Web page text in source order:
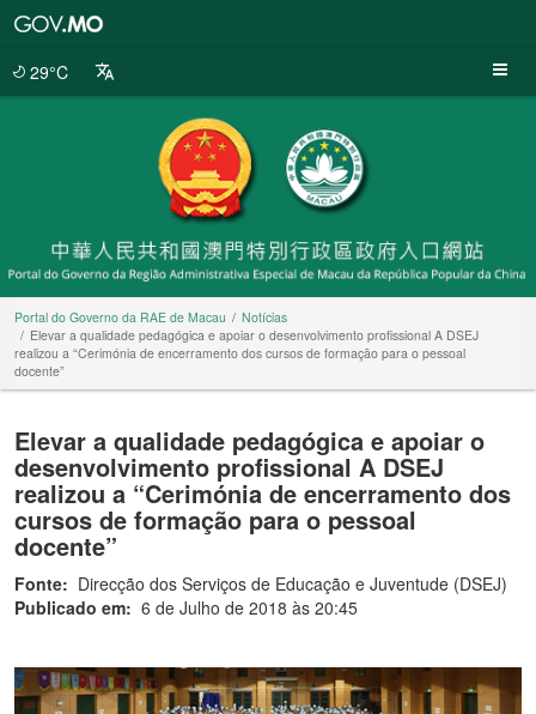
29°C
Portal do Governo da RAE de Macau
Notícias
Elevar a qualidade pedagógica e apoiar o desenvolvimento profissional A DSEJ
realizou a “Cerimónia de encerramento dos cursos de formação para o pessoal
docente”
Elevar a qualidade pedagógica e apoiar o
desenvolvimento profissional A DSEJ
realizou a “Cerimónia de encerramento dos
cursos de formação para o pessoal
docente”
Fonte: Direcção dos Serviços de Educação e Juventude (DSEJ)
Publicado em: 6 de Julho de 2018 às 20:45